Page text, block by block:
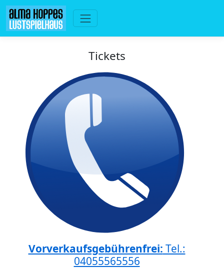
Tickets
Vorverkaufsgebührenfrei: Tel.:
04055565556